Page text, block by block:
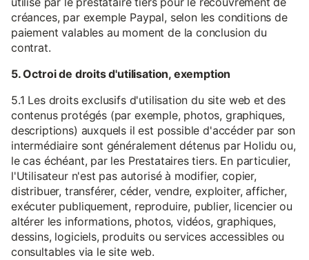
créances, par exemple Paypal, selon les conditions de
paiement valables au moment de la conclusion du
contrat.
5. Octroi de droits d'utilisation, exemption
5.1 Les droits exclusifs d'utilisation du site web et des
contenus protégés (par exemple, photos, graphiques,
descriptions) auxquels il est possible d'accéder par son
intermédiaire sont généralement détenus par Holidu ou,
le cas échéant, par les Prestataires tiers. En particulier,
l'Utilisateur n'est pas autorisé à modifier, copier,
distribuer, transférer, céder, vendre, exploiter, afficher,
exécuter publiquement, reproduire, publier, licencier ou
altérer les informations, photos, vidéos, graphiques,
dessins, logiciels, produits ou services accessibles ou
consultables via le site web.